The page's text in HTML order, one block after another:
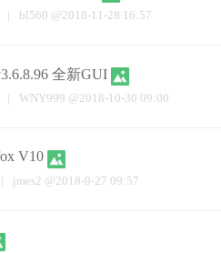
| bl560 @2018-11-28 16:57
全新GUI
| WNY999 @2018-10-30 09:00
V10
| jmes2 @2018-9-27 09:57